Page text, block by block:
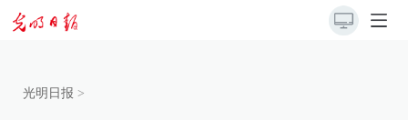
光明日报 >